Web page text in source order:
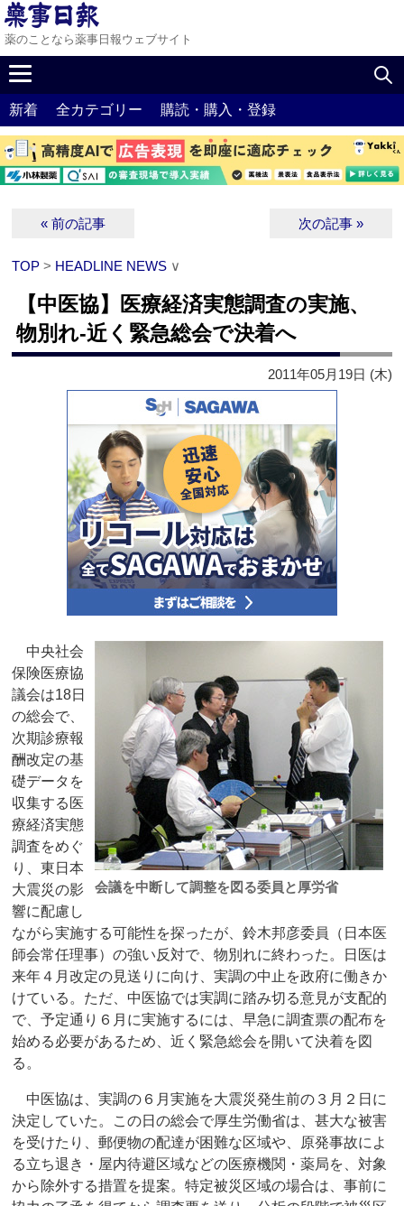
薬のことなら薬事日報ウェブサイト
新着 全カテゴリー 購読・購入・登録
« 前の記事 次の記事 »
TOP > HEADLINE NEWS ∨
【中医協】医療経済実態調査の実施、
物別れ‐近く緊急総会で決着へ
2011年05月19日 (木)
会議を中断して調整を図る委員と厚労省
中央社会
保険医療協
議会は18日
の総会で、
次期診療報
酬改定の基
礎データを
収集する医
療経済実態
調査をめぐ
り、東日本
大震災の影
響に配慮し
ながら実施する可能性を探ったが、鈴木邦彦委員（日本医
師会常任理事）の強い反対で、物別れに終わった。日医は
来年４月改定の見送りに向け、実調の中止を政府に働きか
けている。ただ、中医協では実調に踏み切る意見が支配的
で、予定通り６月に実施するには、早急に調査票の配布を
始める必要があるため、近く緊急総会を開いて決着を図
る。
中医協は、実調の６月実施を大震災発生前の３月２日に
決定していた。この日の総会で厚生労働省は、甚大な被害
を受けたり、郵便物の配達が困難な区域や、原発事故によ
る立ち退き・屋内待避区域などの医療機関・薬局を、対象
から除外する措置を提案。特定被災区域の場合は、事前に